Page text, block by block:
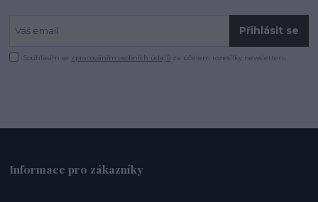
Přihlásit se
Souhlasím se zpracováním osobních údajů za účelem rozesílky newsletteru.
Informace pro zákazníky